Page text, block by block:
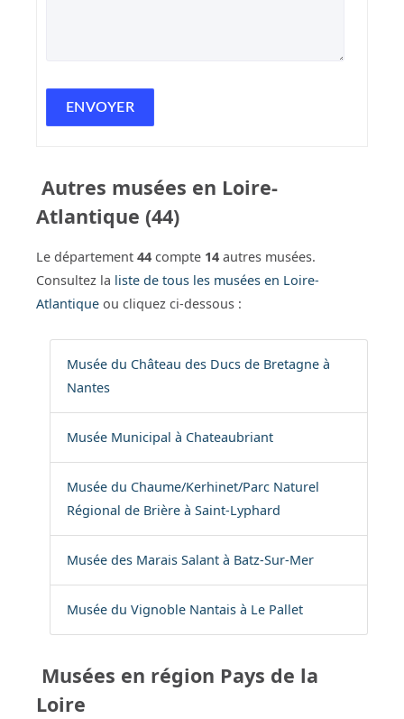
Autres musées en Loire-
Atlantique (44)
Le département 44 compte 14 autres musées.
Consultez la liste de tous les musées en Loire-
Atlantique ou cliquez ci-dessous :
Musée du Château des Ducs de Bretagne à
Nantes
Musée Municipal à Chateaubriant
Musée du Chaume/Kerhinet/Parc Naturel
Régional de Brière à Saint-Lyphard
Musée des Marais Salant à Batz-Sur-Mer
Musée du Vignoble Nantais à Le Pallet
Musées en région Pays de la
Loire